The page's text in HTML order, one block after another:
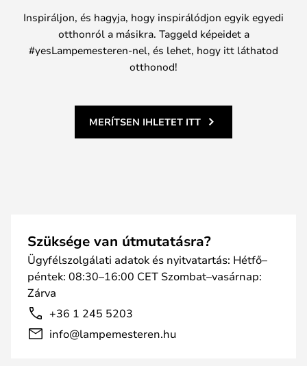
Inspiráljon, és hagyja, hogy inspirálódjon egyik egyedi
otthonról a másikra. Taggeld képeidet a
#yesLampemesteren-nel, és lehet, hogy itt láthatod
otthonod!
MERÍTSEN IHLETET ITT
Szüksége van útmutatásra?
Ügyfélszolgálati adatok és nyitvatartás: Hétfő–
péntek: 08:30–16:00 CET Szombat–vasárnap:
Zárva
+36 1 245 5203
info@lampemesteren.hu